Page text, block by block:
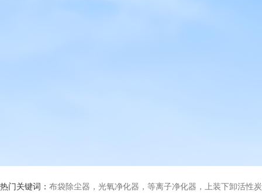
热门关键词： 布袋除尘器，光氧净化器，等离子净化器，上装下卸活性炭吸附箱，打磨除尘